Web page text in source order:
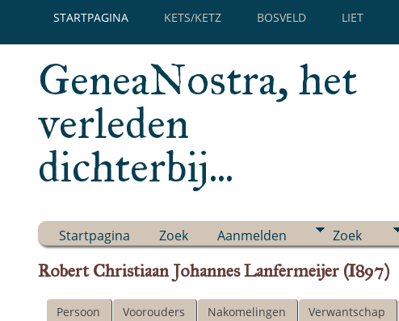
STARTPAGINA KETS/KETZ BOSVELD LIET
GeneaNostra, het
verleden
dichterbij...
Startpagina Zoek Aanmelden Zoek
Robert Christiaan Johannes Lanfermeijer (I897)
Persoon Voorouders Nakomelingen Verwantschap